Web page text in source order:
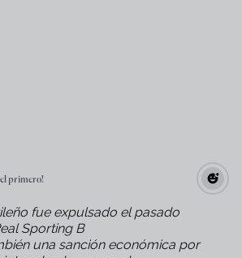
el primero!
fue expulsado el pasado
Sporting B
una sanción económica por